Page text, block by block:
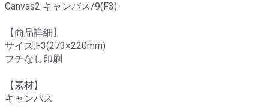
Canvas2 キャンバス/9(F3)
【商品詳細】
サイズ:F3(273×220mm)
フチなし印刷
【素材】
キャンバス